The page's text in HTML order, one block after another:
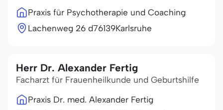
Praxis für Psychotherapie und Coaching
Lachenweg 26 d76139Karlsruhe
Herr Dr. Alexander Fertig
Facharzt für Frauenheilkunde und Geburtshilfe
Praxis Dr. med. Alexander Fertig